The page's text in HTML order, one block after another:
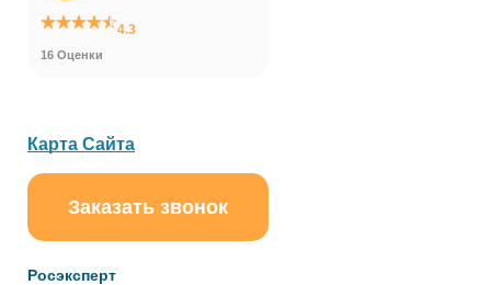
4.3
16 Оценки
Росэксперт
Карта Сайта
Заказать звонок
online